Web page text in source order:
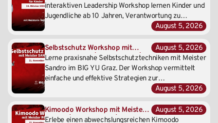
bei dir | 24. Oktober 2026
interaktiven Leadership Workshop lernen Kinder und
Jugendliche ab 10 Jahren, Verantwortung zu
übernehmen, als Vorbild zu handeln und mentale
Übungen und Spaß.
August 5, 2026
Selbstschutz Workshop mit
Meister Sandro | BIG YU Graz | 21.
November 2026
August 5, 2026
Lerne praxisnahe Selbstschutztechniken mit Meister
Sandro im BIG YU Graz. Der Workshop vermittelt
einfache und effektive Strategien zur
Selbstverteidigung, Gefahrenvermeidung und zum
August 5, 2026
Kimoodo Workshop mit Meister
Roman | BIG YU Nord | 15.
August 5, 2026
Erlebe einen abwechslungsreichen Kimoodo